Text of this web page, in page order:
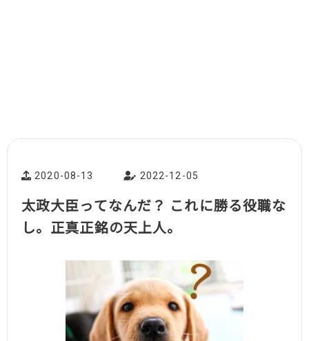
2020-08-13 2022-12-05
太政大臣ってなんだ？ これに勝る役職な
し。正真正銘の天上人。